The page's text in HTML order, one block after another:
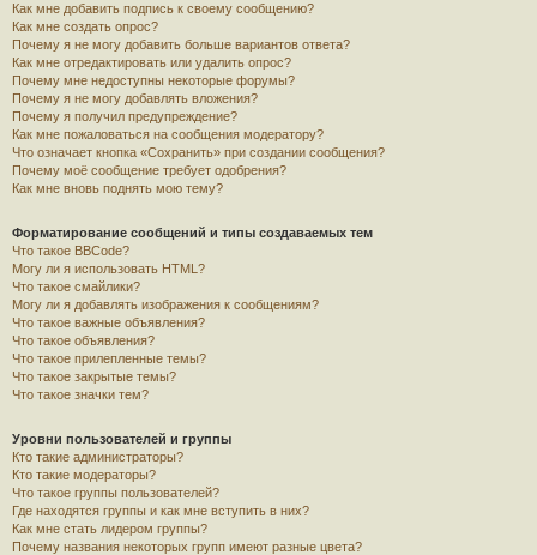
Как мне добавить подпись к своему сообщению?
Как мне создать опрос?
Почему я не могу добавить больше вариантов ответа?
Как мне отредактировать или удалить опрос?
Почему мне недоступны некоторые форумы?
Почему я не могу добавлять вложения?
Почему я получил предупреждение?
Как мне пожаловаться на сообщения модератору?
Что означает кнопка «Сохранить» при создании сообщения?
Почему моё сообщение требует одобрения?
Как мне вновь поднять мою тему?
Форматирование сообщений и типы создаваемых тем
Что такое BBCode?
Могу ли я использовать HTML?
Что такое смайлики?
Могу ли я добавлять изображения к сообщениям?
Что такое важные объявления?
Что такое объявления?
Что такое прилепленные темы?
Что такое закрытые темы?
Что такое значки тем?
Уровни пользователей и группы
Кто такие администраторы?
Кто такие модераторы?
Что такое группы пользователей?
Где находятся группы и как мне вступить в них?
Как мне стать лидером группы?
Почему названия некоторых групп имеют разные цвета?